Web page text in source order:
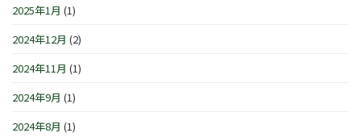
2025年1月 (1)
2024年12月 (2)
2024年11月 (1)
2024年9月 (1)
2024年8月 (1)